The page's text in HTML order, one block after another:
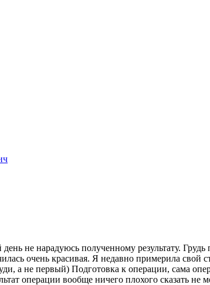
не нарадуюсь полученному результату. Грудь
очень красивая. Я недавно примерила свой
а не первый) Подготовка к операции, сама
операции вообще ничего плохого сказать не